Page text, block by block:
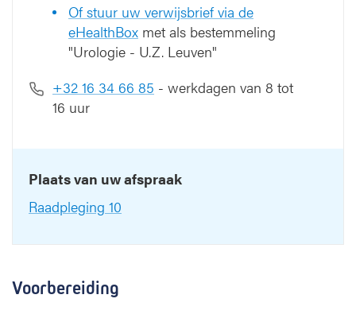
Of stuur uw verwijsbrief via de
eHealthBox met als bestemmeling
"Urologie - U.Z. Leuven"
+32 16 34 66 85 - werkdagen van 8 tot
16 uur
Plaats van uw afspraak
Raadpleging 10
Voorbereiding